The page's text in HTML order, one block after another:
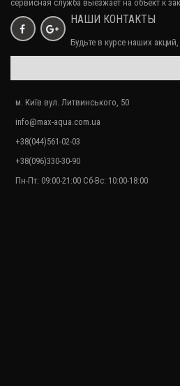
сервисная служба выезжает на объект к
НАШИ КОНТАКТЫ
Будьте в курсе наших
м. Київ вул. Литвинського, 50
info@max-aqua.com.ua
+38(044)561-02-03
+38(096)330-30-90
Пн-Пт: 09:00-21:00 Сб-Вс: 10:00-18:00